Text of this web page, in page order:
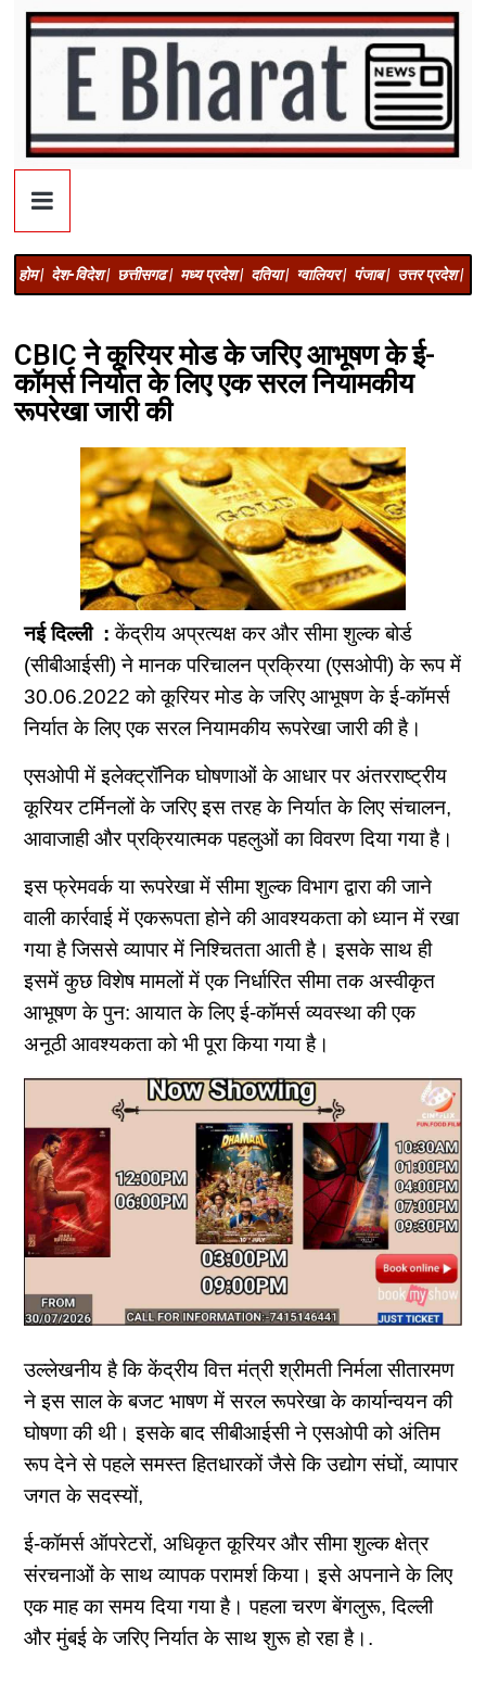
होम | देश-विदेश | छत्तीसगढ | मध्य प्रदेश | दतिया | ग्वालियर | पंजाब | उत्तर प्रदेश |
CBIC ने कूरियर मोड के जरिए आभूषण के ई-
कॉमर्स निर्यात के लिए एक सरल नियामकीय
रूपरेखा जारी की
नई दिल्ली : केंद्रीय अप्रत्यक्ष कर और सीमा शुल्क बोर्ड
(सीबीआईसी) ने मानक परिचालन प्रक्रिया (एसओपी) के रूप में
30.06.2022 को कूरियर मोड के जरिए आभूषण के ई-कॉमर्स
निर्यात के लिए एक सरल नियामकीय रूपरेखा जारी की है।
एसओपी में इलेक्ट्रॉनिक घोषणाओं के आधार पर अंतरराष्ट्रीय
कूरियर टर्मिनलों के जरिए इस तरह के निर्यात के लिए संचालन,
आवाजाही और प्रक्रियात्मक पहलुओं का विवरण दिया गया है।
इस फ्रेमवर्क या रूपरेखा में सीमा शुल्क विभाग द्वारा की जाने
वाली कार्रवाई में एकरूपता होने की आवश्यकता को ध्यान में रखा
गया है जिससे व्यापार में निश्चितता आती है। इसके साथ ही
इसमें कुछ विशेष मामलों में एक निर्धारित सीमा तक अस्वीकृत
आभूषण के पुन: आयात के लिए ई-कॉमर्स व्‍यवस्‍था की एक
अनूठी आवश्यकता को भी पूरा किया गया है।
उल्‍लेखनीय है कि केंद्रीय वित्त मंत्री श्रीमती निर्मला सीतारमण
ने इस साल के बजट भाषण में सरल रूपरेखा के कार्यान्वयन की
घोषणा की थी। इसके बाद सीबीआईसी ने एसओपी को अंतिम
रूप देने से पहले समस्‍त हितधारकों जैसे कि उद्योग संघों, व्यापार
जगत के सदस्यों,
ई-कॉमर्स ऑपरेटरों, अधिकृत कूरियर और सीमा शुल्क क्षेत्र
संरचनाओं के साथ व्यापक परामर्श किया। इसे अपनाने के लिए
एक माह का समय दिया गया है। पहला चरण बेंगलुरू, दिल्ली
और मुंबई के जरिए निर्यात के साथ शुरू हो रहा है।.